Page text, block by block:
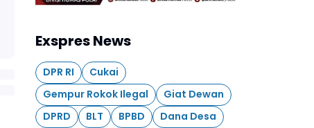
Exspres News
DPR RI
Cukai
Gempur Rokok Ilegal
Giat Dewan
DPRD
BLT BPBD
Dana Desa